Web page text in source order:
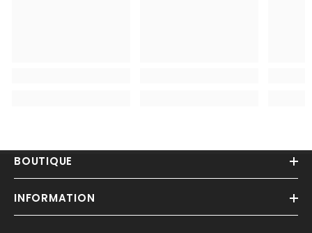
BOUTIQUE
INFORMATION